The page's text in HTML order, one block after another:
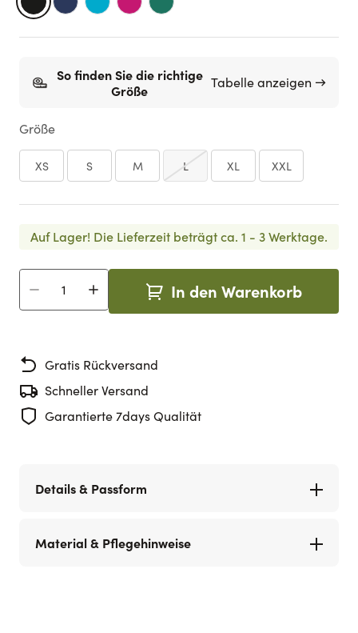
So finden Sie die richtige
Größe
Tabelle anzeigen →
Größe
XS S M L XL XXL
Auf Lager! Die Lieferzeit beträgt ca. 1 - 3 Werktage.
Menge In den Warenkorb
Gratis Rückversand
Schneller Versand
Garantierte 7days Qualität
Details & Passform
Material & Pflegehinweise